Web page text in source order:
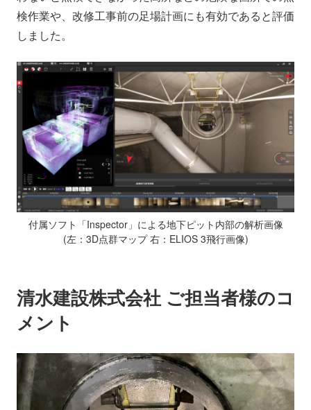
検作業や、改修工事前の足場計画にも有効であると評価
しました。
付属ソフト「Inspector」による地下ピット内部の解析画像
(左：3D点群マップ 右：ELIOS 3飛行画像)
清水建設株式会社 ご担当者様のコ
メント